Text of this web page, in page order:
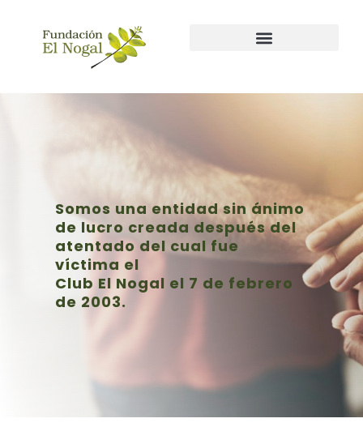
Somos una entidad sin ánimo
de lucro creada después del
atentado del cual fue
víctima el
Club El Nogal el 7 de febrero
de 2003.